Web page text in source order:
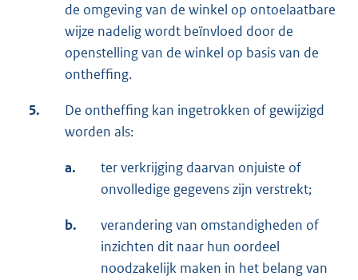
de omgeving van de winkel op ontoelaatbare
wijze nadelig wordt beïnvloed door de
openstelling van de winkel op basis van de
ontheffing.
5.
De ontheffing kan ingetrokken of gewijzigd
worden als:
a.
ter verkrijging daarvan onjuiste of
onvolledige gegevens zijn verstrekt;
b.
verandering van omstandigheden of
inzichten dit naar hun oordeel
noodzakelijk maken in het belang van